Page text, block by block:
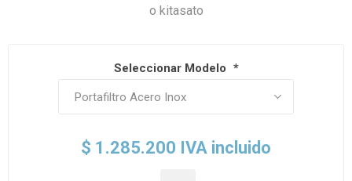
o kitasato
Seleccionar Modelo *
$ 1.285.200 IVA incluido